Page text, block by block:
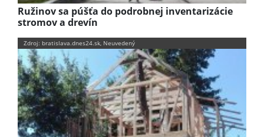
Ružinov sa púšťa do podrobnej inventarizácie
stromov a drevín
Zdroj: bratislava.dnes24.sk, Neuvedený